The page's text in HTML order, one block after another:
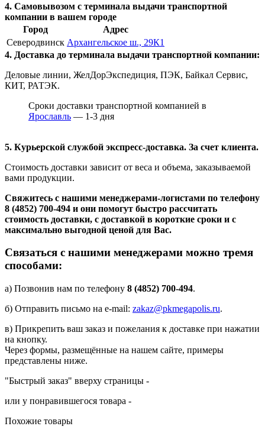
4. Самовывозом с терминала выдачи транспортной
компании в вашем городе
Город
Адрес
Северодвинск Архангельское ш., 29К1
4. Доставка до терминала выдачи транспортной компании:
Деловые линии, ЖелДорЭкспедиция, ПЭК, Байкал Сервис,
КИТ, РАТЭК.
Сроки доставки транспортной компанией в
Ярославль — 1-3 дня
5. Курьерской службой экспресс-доставка. За счет клиента.
Стоимость доставки зависит от веса и объема, заказываемой
вами продукции.
Свяжитесь с нашими менеджерами-логистами по телефону
8 (4852) 700-494 и они помогут быстро рассчитать
стоимость доставки, с доставкой в короткие сроки и с
максимально выгодной ценой для Вас.
Связаться с нашими менеджерами можно тремя
способами:
а) Позвонив нам по телефону 8 (4852) 700-494.
б) Отправить письмо на e-mail: zakaz@pkmegapolis.ru.
в) Прикрепить ваш заказ и пожелания к доставке при нажатии
на кнопку.
Через формы, размещённые на нашем сайте, примеры
представлены ниже.
"Быстрый заказ" вверху страницы -
или у понравившегося товара -
Похожие товары